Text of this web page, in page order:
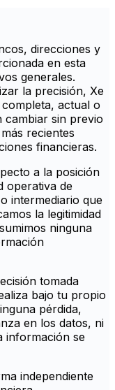
direcciones y
en esta
generales.
la precisión, Xe
actual o
cambiar sin previo
recientes
financieras.
a la posición
operativa de
intermediario que
la legitimidad
ninguna
tomada
bajo tu propio
pérdida,
en los datos, ni
información se
independiente